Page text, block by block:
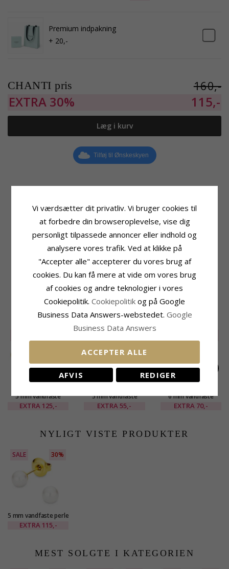
Premium indpakning
+ 20,-
CHANTI pris 160,-
EXTRA 30% 115,-
Læg i kurv
Tilføj til Ønskeskyen
Produktinformation
Vandfaste
Perle
Ørestikker
Kollektion:OCEANA
Overflade:Blank
Perle
Farve: Hvid
Type:Syntetisk Perle
Størrelse
Diameter: 5,0 mm
Leveringstid
Leveringstid:2-3 Hverdage
RELATEREDE PRODUKTER
5 mm vandfaste
ørestikker i forgyldt
EXTRA 125,-
5 mm vandfaste
ørestikker i forgyldt
EXTRA55,-
6 mm vandfaste
ørestikker i forgyldt
EXTRA 70,-
NYLIGT VISTE PRODUKTER
SALE 30%
5 mm vandfaste perle
ørestikker i forgyldt
EXTRA 115,-
MEST SOLGTE I KATEGORIEN
Vi værdsætter dit privatliv. Vi bruger cookies til
at forbedre din browseroplevelse, vise dig
personligt tilpassede annoncer eller indhold og
analysere vores trafik. Ved at klikke på
"Accepter alle" accepterer du vores brug af
cookies. Du kan få mere at vide om vores brug
af cookies og andre teknologier i vores
Cookiepolitik. Cookiepolitik og på Google
Business Data Answers-webstedet. Google
Business Data Answers
ACCEPTER ALLE
AFVIS REDIGER